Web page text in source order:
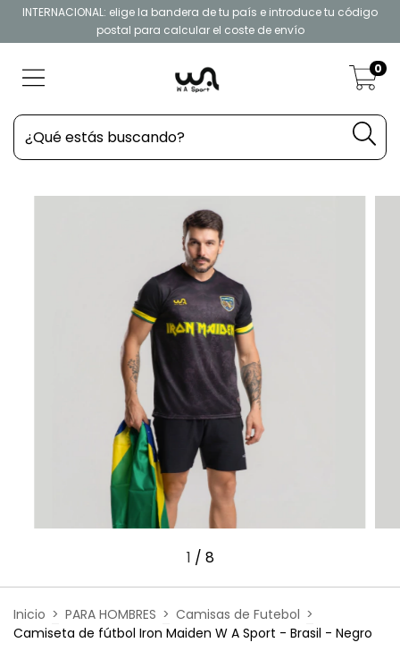
INTERNACIONAL: elige la bandera de tu país e introduce tu código
postal para calcular el coste de envío
0
1 / 8
Inicio > PARA HOMBRES > Camisas de Futebol >
Camiseta de fútbol Iron Maiden W A Sport - Brasil - Negro